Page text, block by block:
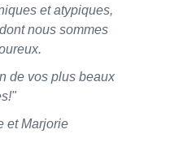
et atypiques,
nous sommes
de vos plus beaux
et Marjorie